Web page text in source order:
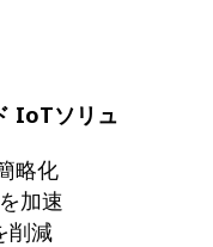
IoTソリュ
略化
加速
削減